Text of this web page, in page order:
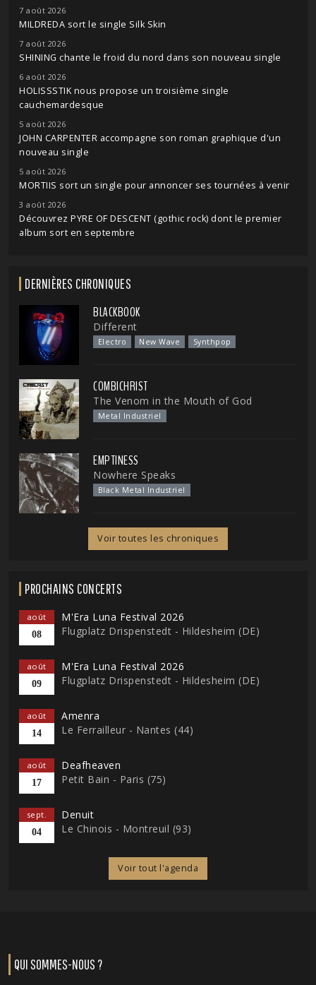
7 août 2026
MILDREDA sort le single Silk Skin
7 août 2026
SHINING chante le froid du nord dans son nouveau single
6 août 2026
HOLISSSTIK nous propose un troisième single
cauchemardesque
5 août 2026
JOHN CARPENTER accompagne son roman graphique d'un
nouveau single
5 août 2026
MORTIIS sort un single pour annoncer ses tournées à venir
3 août 2026
Découvrez PYRE OF DESCENT (gothic rock) dont le premier
album sort en septembre
DERNIÈRES CHRONIQUES
BLACKBOOK
Different
Electro New Wave Synthpop
COMBICHRIST
The Venom in the Mouth of God
Metal Industriel
EMPTINESS
Nowhere Speaks
Black Metal Industriel
Voir toutes les chroniques
PROCHAINS CONCERTS
août
08
M'Era Luna Festival 2026
Flugplatz Drispenstedt - Hildesheim (DE)
août
09
M'Era Luna Festival 2026
Flugplatz Drispenstedt - Hildesheim (DE)
août
14
Amenra
Le Ferrailleur - Nantes (44)
août
17
Deafheaven
Petit Bain - Paris (75)
sept.
04
Denuit
Le Chinois - Montreuil (93)
Voir tout l'agenda
QUI SOMMES-NOUS ?